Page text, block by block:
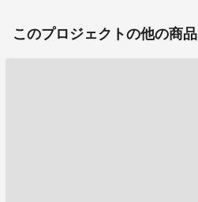
このプロジェクトの他の商品